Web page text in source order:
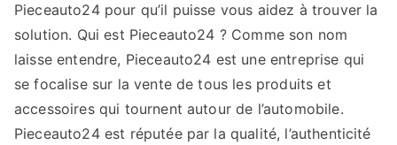
Pieceauto24 pour qu’il puisse vous aidez à trouver la
solution. Qui est Pieceauto24 ? Comme son nom
laisse entendre, Pieceauto24 est une entreprise qui
se focalise sur la vente de tous les produits et
accessoires qui tournent autour de l’automobile.
Pieceauto24 est réputée par la qualité, l’authenticité